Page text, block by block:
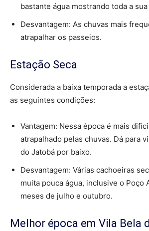
bastante água mostrando toda a
Desvantagem: As chuvas mais
atrapalhar os passeios.
Estação Seca
Considerada a baixa temporada a
as seguintes condições:
Vantagem: Nessa época é mais
atrapalhado pelas chuvas. Dá para
do Jatobá por baixo.
Desvantagem: Várias cachoeiras
muita pouca água, inclusive o Poço
meses de julho e outubro.
Melhor época em Vila Bela